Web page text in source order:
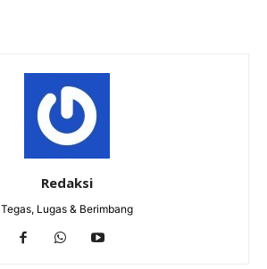
Redaksi
Tegas, Lugas & Berimbang